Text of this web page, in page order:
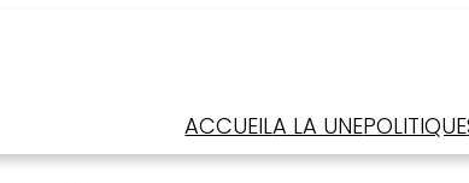
ACCUEILA LA UNEPOLITIQUE